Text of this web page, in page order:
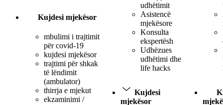
Kujdesi mjekësor
mbulimi i trajtimit
për covid-19
kujdesi mjekësor
trajtimi për shkak
të lëndimit
(ambulator)
thirrja e mjekut
ekzaminimi /
udhëtimit
Asistencë
mjekësore
Konsulta
ekspertësh
Udhëzues
udhëtimi dhe
life hacks
Kujdesi
mjekësor